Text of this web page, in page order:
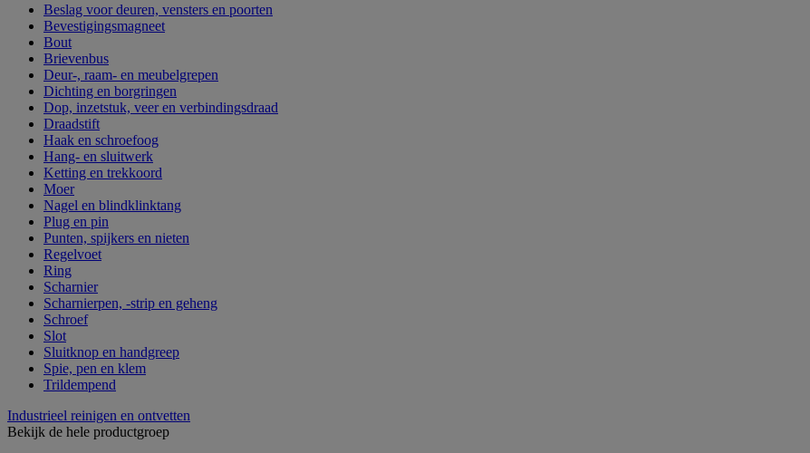
Beslag voor deuren, vensters en poorten
Bevestigingsmagneet
Bout
Brievenbus
Deur-, raam- en meubelgrepen
Dichting en borgringen
Dop, inzetstuk, veer en verbindingsdraad
Draadstift
Haak en schroefoog
Hang- en sluitwerk
Ketting en trekkoord
Moer
Nagel en blindklinktang
Plug en pin
Punten, spijkers en nieten
Regelvoet
Ring
Scharnier
Scharnierpen, -strip en geheng
Schroef
Slot
Sluitknop en handgreep
Spie, pen en klem
Trildempend
Industrieel reinigen en ontvetten
Bekijk de hele productgroep